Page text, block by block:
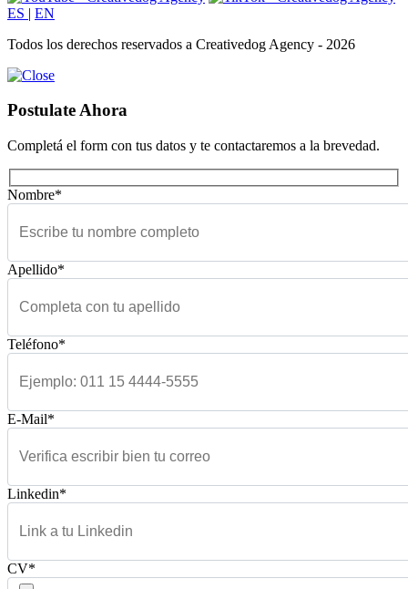
ES | EN
Todos los derechos reservados a Creativedog Agency - 2026
Postulate Ahora
Completá el form con tus datos y te contactaremos a la brevedad.
Nombre*
Apellido*
Teléfono*
E-Mail*
Linkedin*
CV*